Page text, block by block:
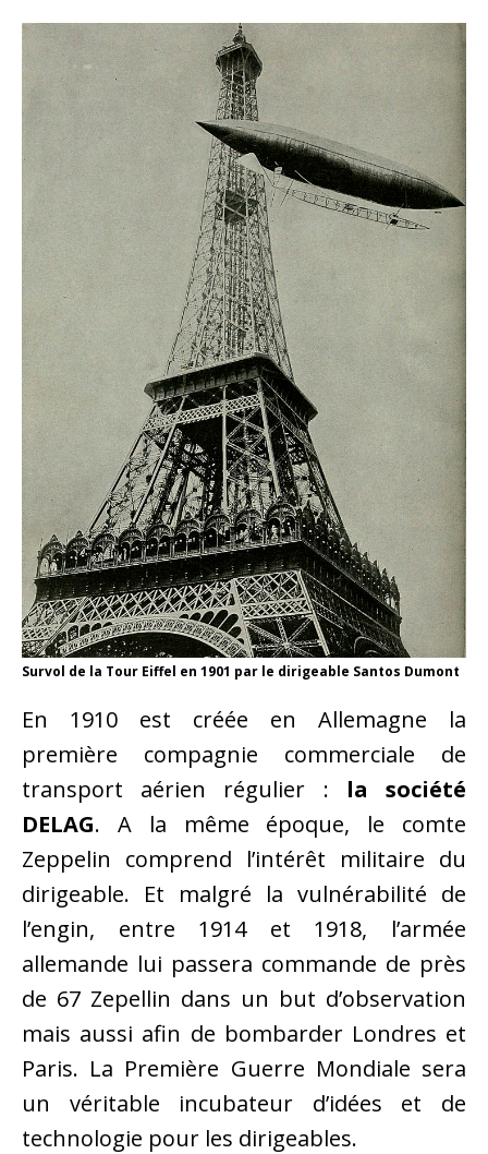
Survol de la Tour Eiffel en 1901 par le dirigeable Santos Dumont
En 1910 est créée en Allemagne la
première compagnie commerciale de
transport aérien régulier : la société
DELAG. A la même époque, le comte
Zeppelin comprend l’intérêt militaire du
dirigeable. Et malgré la vulnérabilité de
l’engin, entre 1914 et 1918, l’armée
allemande lui passera commande de près
de 67 Zepellin dans un but d’observation
mais aussi afin de bombarder Londres et
Paris. La Première Guerre Mondiale sera
un véritable incubateur d’idées et de
technologie pour les dirigeables.